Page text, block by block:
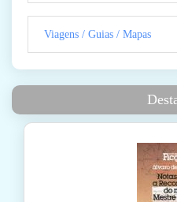
Viagens / Guias / Mapas